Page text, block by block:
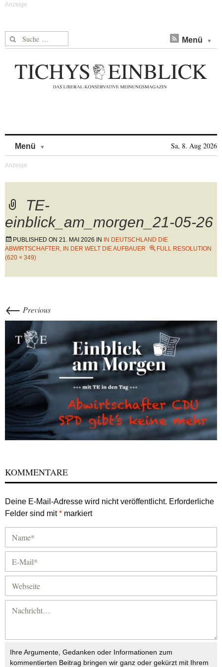
Suche nach: Menü
Menü Sa, 8. Aug 2026
TE-
einblick_am_morgen_21-05-26
PUBLISHED ON 21. MAI 2026 IN
IN DEUTSCHLAND DIE
ABWIRTSCHAFTER, IN DER WELT DIE AUFBAUER
FULL RESOLUTION
(620 × 349)
← Previous
KOMMENTARE
Deine E-Mail-Adresse wird nicht veröffentlicht. Erforderliche
Felder sind mit* markiert
Ihre Argumente, Gedanken oder Informationen zum
kommentierten Beitrag bringen wir ganz oder gekürzt mit Ihrem